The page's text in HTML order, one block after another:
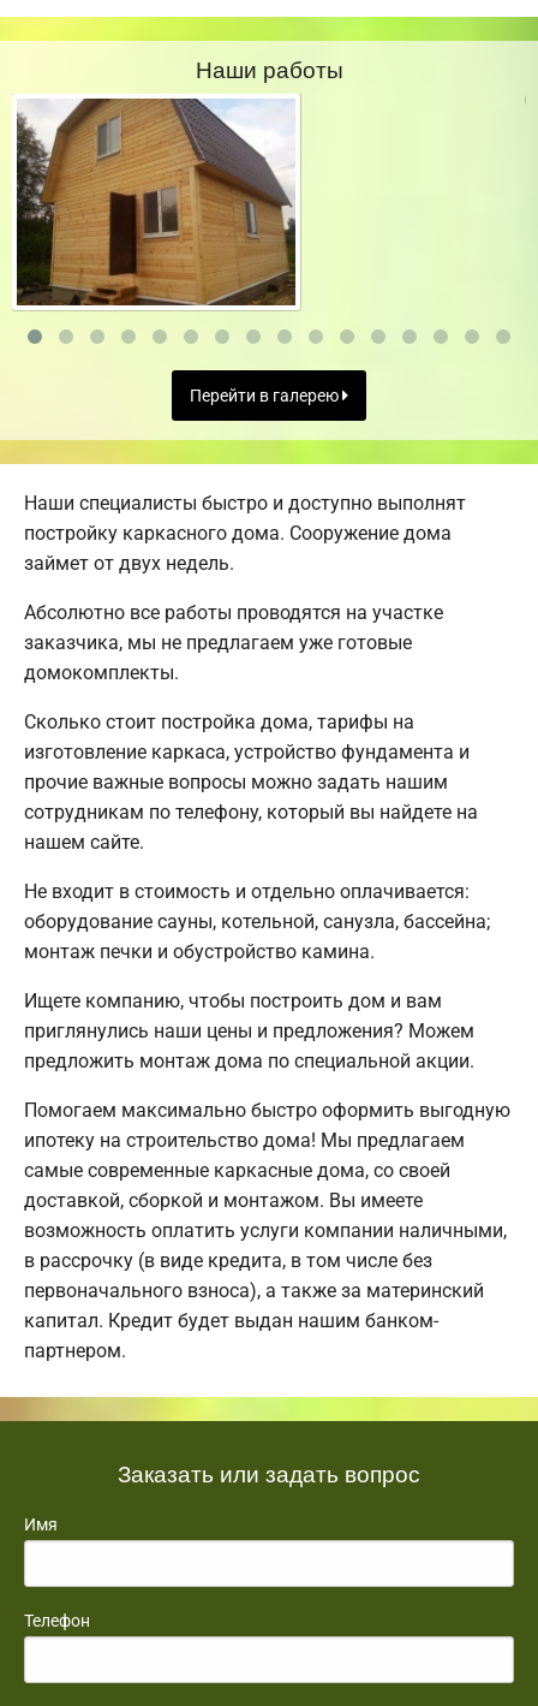
Наши работы
Перейти в галерею
Наши специалисты быстро и доступно выполнят
постройку каркасного дома. Сооружение дома
займет от двух недель.
Абсолютно все работы проводятся на участке
заказчика, мы не предлагаем уже готовые
домокомплекты.
Сколько стоит постройка дома, тарифы на
изготовление каркаса, устройство фундамента и
прочие важные вопросы можно задать нашим
сотрудникам по телефону, который вы найдете на
нашем сайте.
Не входит в стоимость и отдельно оплачивается:
оборудование сауны, котельной, санузла, бассейна;
монтаж печки и обустройство камина.
Ищете компанию, чтобы построить дом и вам
приглянулись наши цены и предложения? Можем
предложить монтаж дома по специальной акции.
Помогаем максимально быстро оформить выгодную
ипотеку на строительство дома! Мы предлагаем
самые современные каркасные дома, со своей
доставкой, сборкой и монтажом. Вы имеете
возможность оплатить услуги компании наличными,
в рассрочку (в виде кредита, в том числе без
первоначального взноса), а также за материнский
капитал. Кредит будет выдан нашим банком-
партнером.
Заказать или задать вопрос
Имя
Телефон